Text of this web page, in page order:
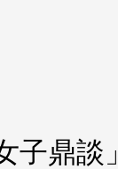
鼎談」